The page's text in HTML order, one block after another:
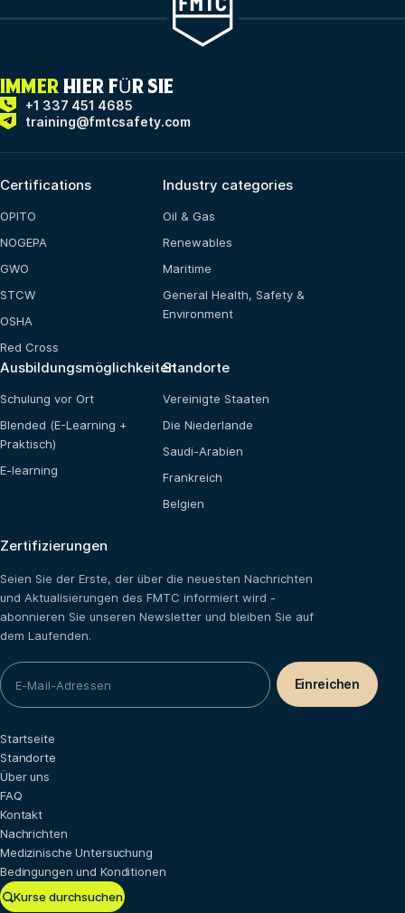
IMMER HIER FÜR SIE
+1 337 451 4685
training@fmtcsafety.com
Certifications
OPITO
NOGEPA
GWO
STCW
OSHA
Red Cross
Industry categories
Oil & Gas
Renewables
Maritime
General Health, Safety &
Environment
Ausbildungsmöglichkeiten
Schulung vor Ort
Blended (E-Learning +
Praktisch)
E-learning
Standorte
Vereinigte Staaten
Die Niederlande
Saudi-Arabien
Frankreich
Belgien
Zertifizierungen
Seien Sie der Erste, der über die neuesten Nachrichten
und Aktualisierungen des FMTC informiert wird -
abonnieren Sie unseren Newsletter und bleiben Sie auf
dem Laufenden.
Kurse durchsuchen
Startseite
Standorte
Über uns
FAQ
Kontakt
Nachrichten
Medizinische Untersuchung
Bedingungen und Konditionen